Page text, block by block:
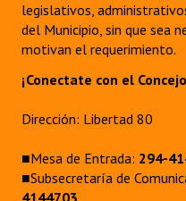
legislativos,
del Municipio, sin que sea
motivan el requerimiento.
¡Conectate con el
Dirección: Libertad 80
■Mesa de Entrada: 294-
■Subsecretaría de
4144703